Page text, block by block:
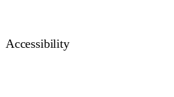
Accessibility